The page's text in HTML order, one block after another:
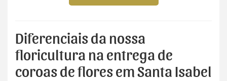
Diferenciais da nossa
floricultura na entrega de
coroas de flores em Santa Isabel